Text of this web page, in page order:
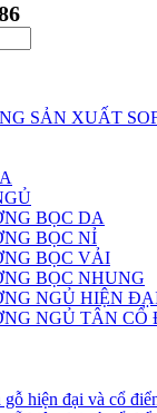
SẢN XUẤT
BỌC DA
BỌC NỈ
BỌC VẢI
BỌC NHUNG
NGỦ HIỆN
NGỦ TÂN CỔ